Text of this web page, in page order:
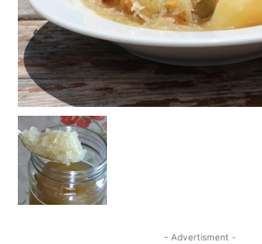
- Advertisment -